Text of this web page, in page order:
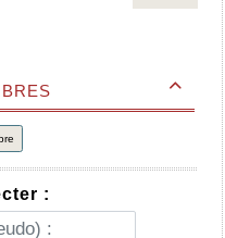

: